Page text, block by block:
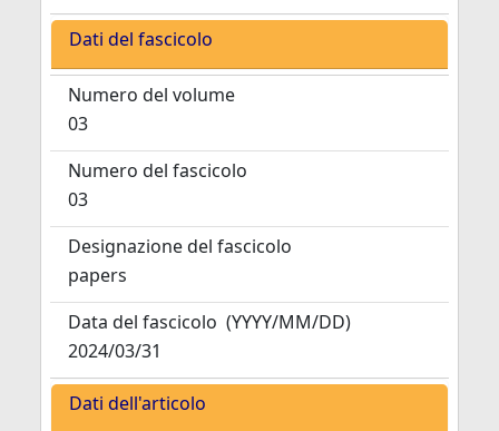
Dati del fascicolo
Numero del volume
03
Numero del fascicolo
03
Designazione del fascicolo
papers
Data del fascicolo (YYYY/MM/DD)
2024/03/31
Dati dell'articolo